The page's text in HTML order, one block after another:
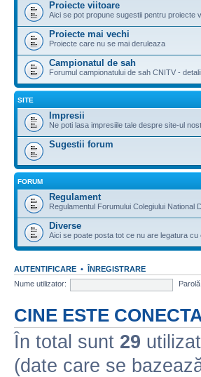
Proiecte viitoare
Aici se pot propune sugestii pentru proiecte
Proiecte mai vechi
Proiecte care nu se mai deruleaza
Campionatul de sah
Forumul campionatului de sah CNITV -
SITE
Impresii
Ne poti lasa impresiile tale despre site-ul
Sugestii forum
FORUM
Regulament
Regulamentul Forumului Colegiului National
Diverse
Aici se poate posta tot ce nu are legatura cu
AUTENTIFICARE • ÎNREGISTRARE
Nume utilizator:
Parolă:
CINE ESTE
În total sunt 29
(date care se